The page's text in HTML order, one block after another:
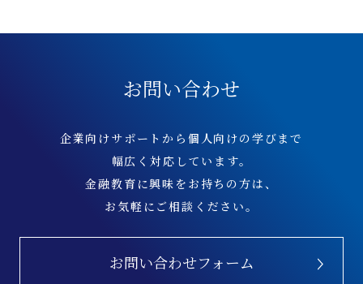
お問い合わせ
企業向けサポートから個人向けの学びまで
幅広く対応しています。
金融教育に興味をお持ちの方は、
お気軽にご相談ください。
お問い合わせフォーム